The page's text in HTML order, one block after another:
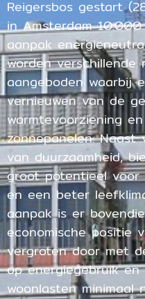
Reigersbos gestart
in Amsterdam
aanpak
worden verschillende
aangeboden waarbij
vernieuwen van de
warmtevoorziening
zonnepanelen.
van duurzaamheid,
groot potentieel voor
en een beter
aanpak is er
economische positie
vergroten door met
op energiegebruik
woonlasten minimaal